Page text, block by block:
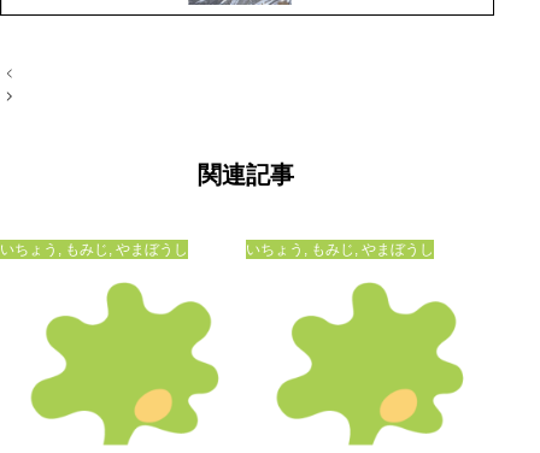
投
稿
関連記事
いちょう もみじ やまぼうし いちょう もみじ やまぼうし